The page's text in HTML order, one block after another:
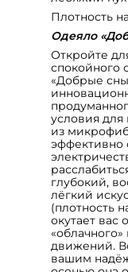
Плотность
Одеяло
Откройте
спокойного
«Добрые
условия для
из
эффективно
глубокий,
лёгкий
(плотность
окутает
движений.
вашим